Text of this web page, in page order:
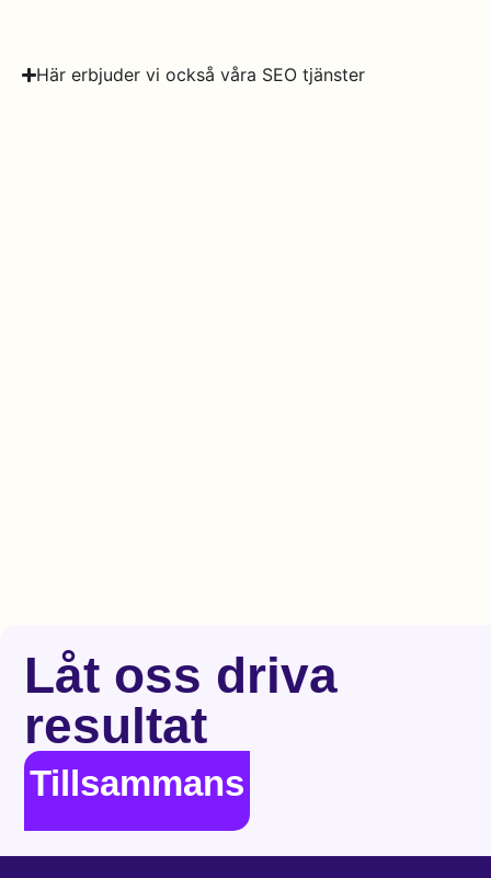
Här erbjuder vi också våra SEO tjänster
Låt oss driva
resultat
Tillsammans